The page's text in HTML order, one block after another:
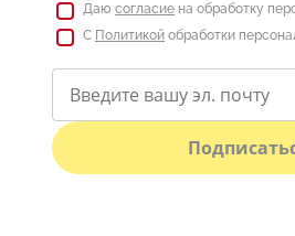
Даю согласие на обработку
С Политикой обработки